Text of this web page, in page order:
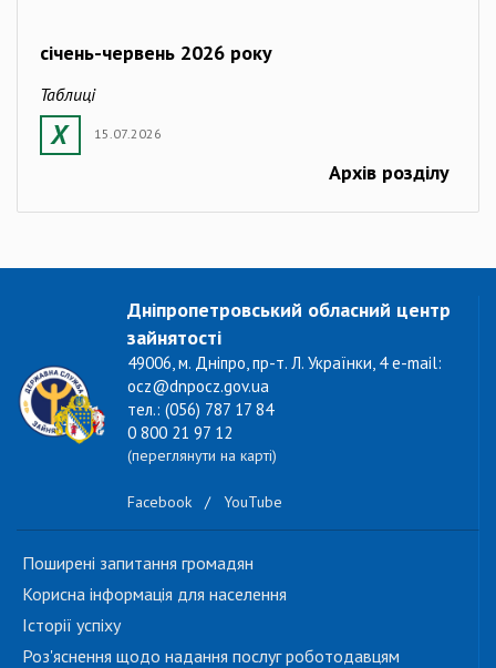
січень-червень 2026 року
Таблиці
15.07.2026
Архів розділу
Дніпропетровський обласний центр
зайнятості
49006, м. Дніпро, пр-т. Л. Українки, 4 e-mail:
ocz@dnpocz.gov.ua
тел.: (056) 787 17 84
0 800 21 97 12
(переглянути на карті)
Facebook / YouTube
Поширені запитання громадян
Корисна інформація для населення
Історії успіху
Роз'яснення щодо надання послуг роботодавцям